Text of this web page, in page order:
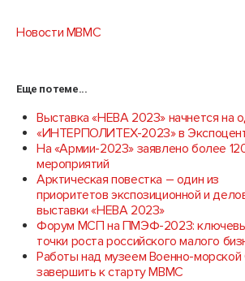
Новости МВМС
Еще по теме...
Выставка «НЕВА 2023» начнется на
«ИНТЕРПОЛИТЕХ-2023» в
На «Армии-2023» заявлено более
мероприятий
Арктическая повестка – один из
приоритетов экспозиционной и
выставки «НЕВА 2023»
Форум МСП на ПМЭФ-2023:
точки роста российского малого
Работы над музеем Военно-
завершить к старту МВМС